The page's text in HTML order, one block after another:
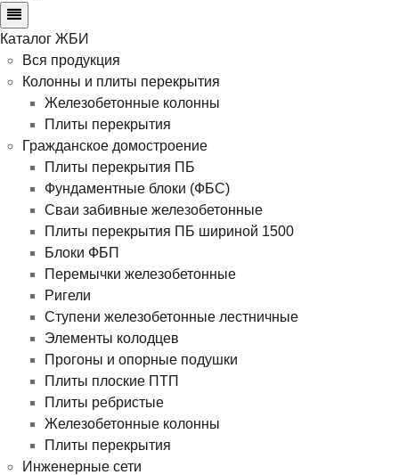
Каталог ЖБИ
Вся продукция
Колонны и плиты перекрытия
Железобетонные колонны
Плиты перекрытия
Гражданское домостроение
Плиты перекрытия ПБ
Фундаментные блоки (ФБС)
Сваи забивные железобетонные
Плиты перекрытия ПБ шириной 1500
Блоки ФБП
Перемычки железобетонные
Ригели
Ступени железобетонные лестничные
Элементы колодцев
Прогоны и опорные подушки
Плиты плоские ПТП
Плиты ребристые
Железобетонные колонны
Плиты перекрытия
Инженерные сети